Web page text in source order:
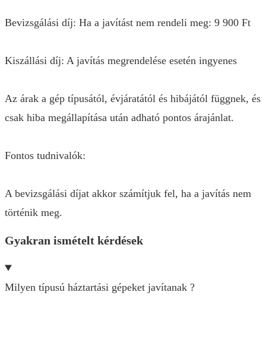
Bevizsgálási díj: Ha a javítást nem rendeli meg: 9 900 Ft
Kiszállási díj: A javítás megrendelése esetén ingyenes
Az árak a gép típusától, évjáratától és hibájától függnek, és
csak hiba megállapítása után adható pontos árajánlat.
Fontos tudnivalók:
A bevizsgálási díjat akkor számítjuk fel, ha a javítás nem
történik meg.
Gyakran ismételt kérdések
Milyen típusú háztartási gépeket javítanak ?